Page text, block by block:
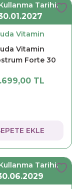
Tarihi:
Vitamin
Vitamin
Forte 30
TL
EKLE
Tarihi: